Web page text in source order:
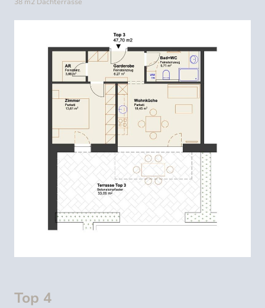
Top 4